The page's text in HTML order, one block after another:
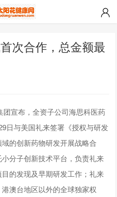
次合作，总金额最
团宣布，全资子公司海思科医药
日与美国礼来签署《授权与研发
的创新药物研发开展战略合
分子创新技术平台，负责礼来
的发现及早期研发工作；礼来
澳台地区以外的全球独家权